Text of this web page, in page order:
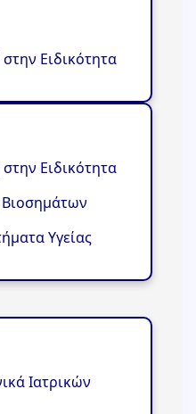
Ειδικότητα
Ειδικότητα
Υγείας
Ιατρικών